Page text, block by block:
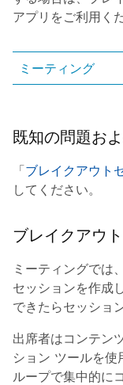
アプリをご利用く
ミーティング
既知の問題お
「ブレイクアウト
してください。
ブレイクアウ
ミーティングでは
セッションを作成
できたらセッショ
出席者はコンテン
ション ツールを
ループで集中的に